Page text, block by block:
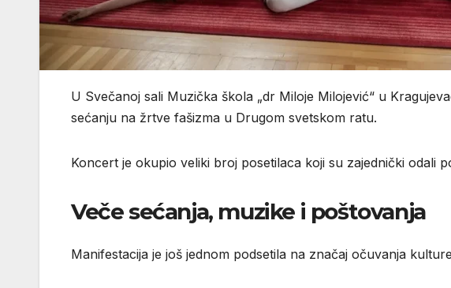
U Svečanoj sali Muzička škola „dr Miloje Milojević“ u
sećanju na žrtve fašizma u Drugom svetskom ratu.
Koncert je okupio veliki broj posetilaca koji su zajednički odali
Veče sećanja, muzike i poštovanja
Manifestacija je još jednom podsetila na značaj očuvanja